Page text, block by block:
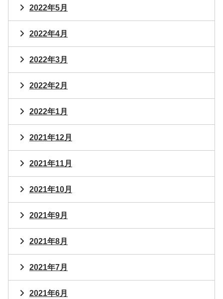
2022年5月
2022年4月
2022年3月
2022年2月
2022年1月
2021年12月
2021年11月
2021年10月
2021年9月
2021年8月
2021年7月
2021年6月